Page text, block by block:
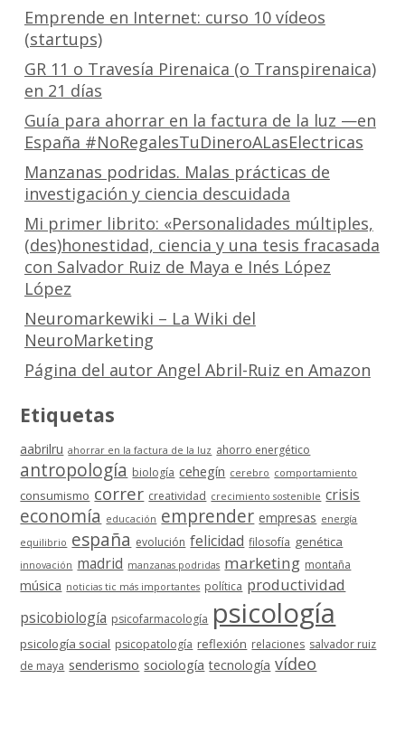
Emprende en Internet: curso 10 vídeos
(startups)
GR 11 o Travesía Pirenaica (o Transpirenaica)
en 21 días
Guía para ahorrar en la factura de la luz —en
España #NoRegalesTuDineroALasElectricas
Manzanas podridas. Malas prácticas de
investigación y ciencia descuidada
Mi primer librito: «Personalidades múltiples,
(des)honestidad, ciencia y una tesis fracasada
con Salvador Ruiz de Maya e Inés López
López
Neuromarkewiki – La Wiki del
NeuroMarketing
Página del autor Angel Abril-Ruiz en Amazon
Etiquetas
aabrilru ahorrar en la factura de la luz ahorro energético
antropología biología cehegín cerebro comportamiento
consumismo correr creatividad crecimiento sostenible crisis
economía educación emprender empresas energía
equilibrio españa evolución felicidad filosofía genética
innovación madrid manzanas podridas marketing montaña
música noticias tic más importantes política productividad
psicobiología psicofarmacología psicología
psicología social psicopatología reflexión relaciones salvador ruiz
de maya senderismo sociología tecnología vídeo